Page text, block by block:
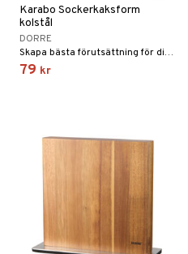
Karabo Sockerkaksform
kolstål
DORRE
Skapa bästa förutsättning för din bakning med vår proffsiga sockerkaksform av kolstål med en stabil och tjock konstruktion.
79 kr